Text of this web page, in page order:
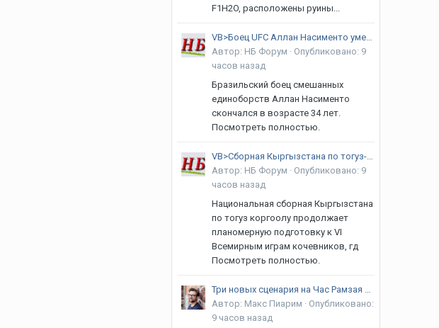
F1H2O, расположены руины...
VB>Боец UFC Аллан Насименто умер в возрасте 34 лет
Автор: НБ Форум · Опубликовано: 9
часов назад
Бразильский боец смешанных
единоборств Аллан Насименто
скончался в возрасте 34 лет.
Посмотреть полностью.
VB>Сборная Кыргызстана по тогуз-коргоолу готовится к ВИК
Автор: НБ Форум · Опубликовано: 9
часов назад
Национальная сборная Кыргызстана
по тогуз коргоолу продолжает
планомерную подготовку к VI
Всемирным играм кочевников, гд
Посмотреть полностью.
Три новых сценария на Час Рамзая после успешной практики сотрудников профильных ведомств
Автор: Макс Пиарим · Опубликовано:
9 часов назад